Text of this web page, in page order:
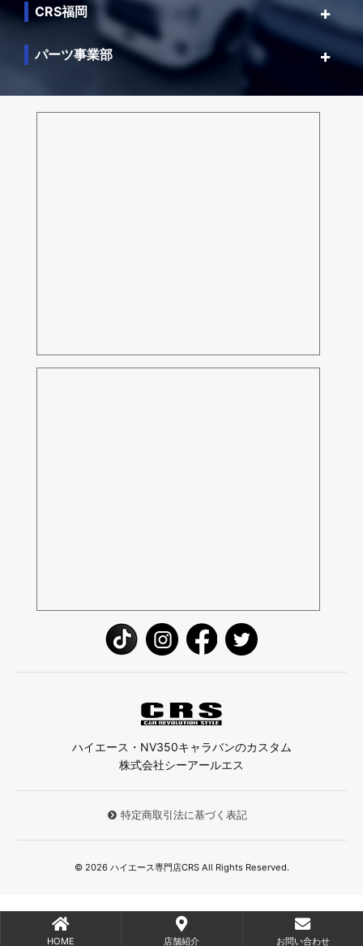
CRS福岡
パーツ事業部
ハイエース・NV350キャラバンのカスタム
株式会社シーアールエス
特定商取引法に基づく表記
© 2026 ハイエース専門店CRS All Rights Reserved.
HOME 店舗紹介 お問い合わせ